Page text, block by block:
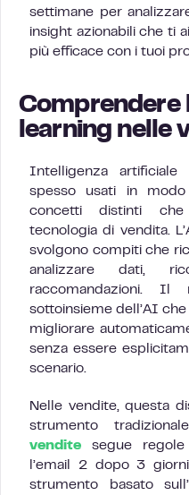
settimane per
insight azionabili che ti
più efficace con i tuoi
Comprendere
learning nelle
Intelligenza
spesso usati in modo
concetti distinti che
tecnologia di vendita.
svolgono compiti che
analizzare dati,
raccomandazioni.
sottoinsieme dell’AI
migliorare
senza essere
scenario.
Nelle vendite, questa
strumento
vendite segue
l’email 2 dopo 3
strumento basato